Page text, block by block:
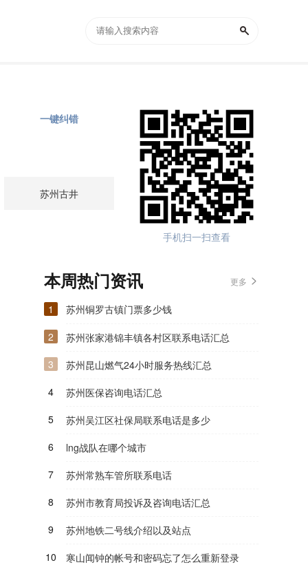
手机扫一扫查看
苏州古井
一键纠错
本周热门资讯 更多
1
苏州铜罗古镇门票多少钱
2
苏州张家港锦丰镇各村区联系电话汇总
3
苏州昆山燃气24小时服务热线汇总
4
苏州医保咨询电话汇总
5
苏州吴江区社保局联系电话是多少
6
lng战队在哪个城市
7
苏州常熟车管所联系电话
8
苏州市教育局投诉及咨询电话汇总
9
苏州地铁二号线介绍以及站点
10
寒山闻钟的帐号和密码忘了怎么重新登录